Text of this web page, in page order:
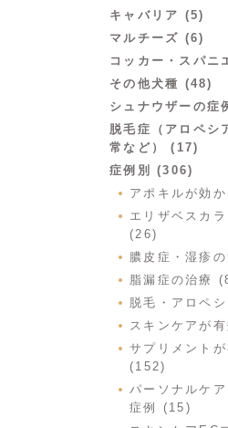
キャバリア (5)
マルチーズ (6)
コッカー・スパニ
その他犬種 (48)
シュナウザーの症
脱毛症（アロペシ
常など） (17)
症例別 (306)
アポキルが効
エリザベスカ
(26)
膿皮症・湿疹
脂漏症の治療
脱毛・アロペ
スキンケアが
サプリメントが
(152)
パーソナルケ
症例 (15)